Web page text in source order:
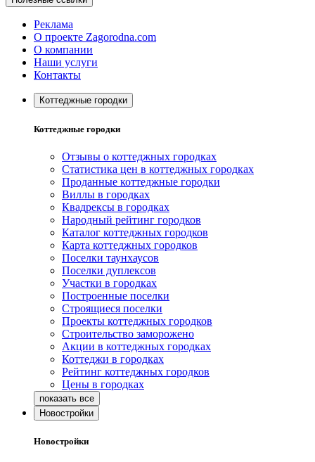
Реклама
О проекте Zagorodna.com
О компании
Наши услуги
Контакты
Коттеджные городки
Коттеджные городки
Отзывы о коттеджных городках
Статистика цен в коттеджных городках
Проданные коттеджные городки
Виллы в городках
Квадрексы в городках
Народный рейтинг городков
Каталог коттеджных городков
Карта коттеджных городков
Поселки таунхаусов
Поселки дуплексов
Участки в городках
Построенные поселки
Строящиеся поселки
Проекты коттеджных городков
Строительство заморожено
Акции в коттеджных городках
Коттеджи в городках
Рейтинг коттеджных городков
Цены в городках
Новостройки
Новостройки